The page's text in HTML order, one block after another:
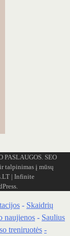
SEO
talpinimas į mūsų
| Infinite
.
- Skaidrių
naujienos - Saulius
treniruotės -